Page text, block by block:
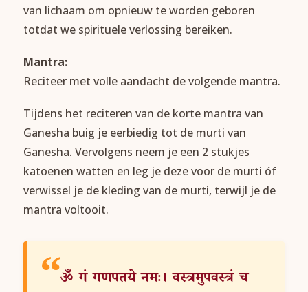
van lichaam om opnieuw te worden geboren
totdat we spirituele verlossing bereiken.
Mantra:
Reciteer met volle aandacht de volgende mantra.
Tijdens het reciteren van de korte mantra van
Ganesha buig je eerbiedig tot de murti van
Ganesha. Vervolgens neem je een 2 stukjes
katoenen watten en leg je deze voor de murti óf
verwissel je de kleding van de murti, terwijl je de
mantra voltooit.
ॐ गं गणपतये नमः। वस्त्रमुपवस्त्रं च